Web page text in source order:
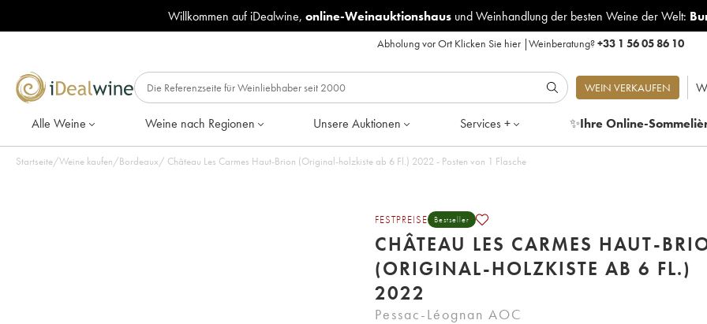
Willkommen auf iDealwine, online-Weinauktionshausund Weinhandlung der besten Weine der Welt:
Abholung vor Ort Klicken Sie hier|Weinberatung?+33 1 56 05 86 10
WEIN VERKAUFEN
Alle Weine Weine nach Regionen Unsere Auktionen Services + ✨Ihre Online-
Startseite/Weine kaufen/Bordeaux/ Château Les Carmes Haut-Brion (Original-holzkiste ab 6 Fl.) 2022 - Posten von 1 Flasche
FESTPREISE Bestseller
CHÂTEAU LES CARMES HAUT-
(ORIGINAL-HOLZKISTE AB 6 FL.)
2022
Pessac-Léognan AOC